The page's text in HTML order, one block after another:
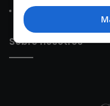
Política de Cookies
Sobre nosotros